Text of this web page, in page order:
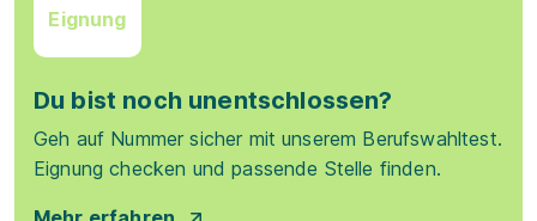
Eignung
Du bist noch unentschlossen?
Geh auf Nummer sicher mit unserem Berufswahltest.
Eignung checken und passende Stelle finden.